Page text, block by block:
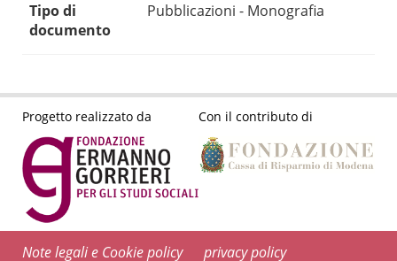
Tipo di
documento
Pubblicazioni - Monografia
Progetto realizzato da Con il contributo di
Note legali e Cookie policy privacy policy